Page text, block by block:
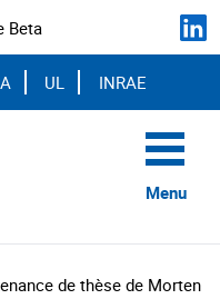
Beta
UL INRAE
Menu
de thèse de Morten